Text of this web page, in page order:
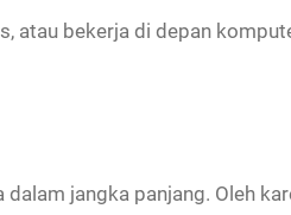
bekerja di depan
jangka panjang. Oleh